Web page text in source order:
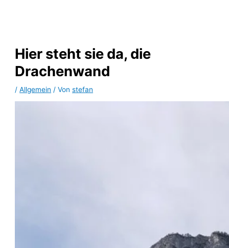
Hier steht sie da, die
Drachenwand
/Allgemein / Vonstefan